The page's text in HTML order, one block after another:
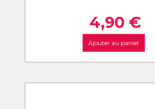
4,90 €
Ajouter au panier